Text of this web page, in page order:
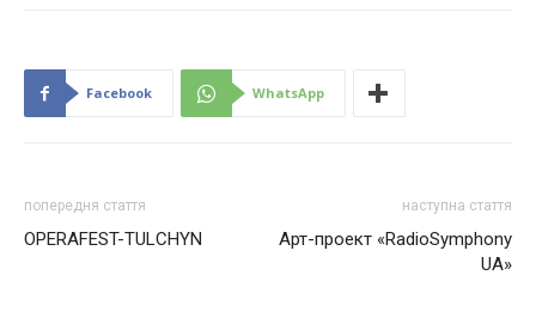
Facebook WhatsApp
попередня стаття
OPERAFEST-TULCHYN
наступна стаття
Арт-проект «RadioSymphony
UA»